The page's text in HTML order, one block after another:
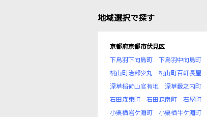
地域選択で探す
京都府京都市伏見区
下鳥羽下向島町
下鳥羽中向島町
桃山町治部少丸
桃山町百軒長屋
深草稲荷山官有地
深草藪之内町
石田森東町
石田森南町 石屋町
小栗栖岩ケ淵町
小栗栖牛ケ淵町